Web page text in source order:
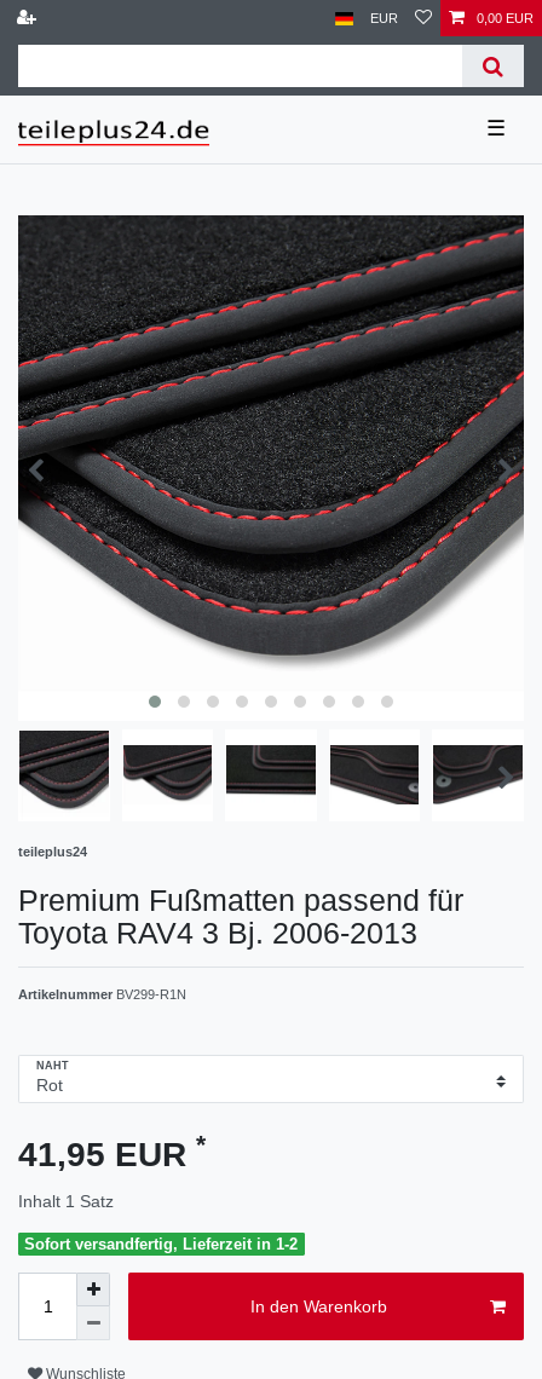
EUR 0,00 EUR
☰
teileplus24
Premium Fußmatten passend für
Toyota RAV4 3 Bj. 2006-2013
Artikelnummer BV299-R1N
NAHT
41,95 EUR *
Inhalt 1 Satz
Sofort versandfertig, Lieferzeit in 1-2
In den Warenkorb
Wunschliste